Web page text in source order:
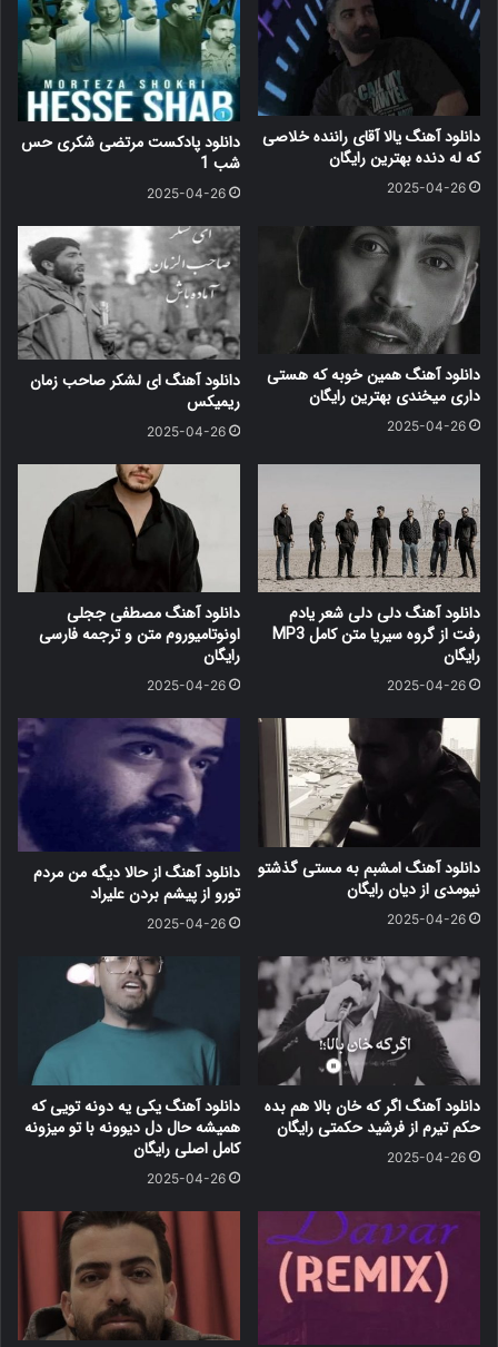
دانلود آهنگ یالا آقای راننده خلاصی
که له دنده بهترین رایگان
2025-04-26
دانلود پادکست مرتضی شکری حس
شب 1
2025-04-26
دانلود آهنگ همین خوبه که هستی
داری میخندی بهترین رایگان
2025-04-26
دانلود آهنگ ای لشکر صاحب زمان
ریمیکس
2025-04-26
دانلود آهنگ دلی دلی شعر یادم
رفت از گروه سیریا متن کامل MP3
رایگان
2025-04-26
دانلود آهنگ مصطفی ججلی
اونوتامیوروم متن و ترجمه فارسی
رایگان
2025-04-26
دانلود آهنگ امشبم به مستی گذشتو
نیومدی از دیان رایگان
2025-04-26
دانلود آهنگ از حالا دیگه من مردم
تورو از پیشم بردن علیراد
2025-04-26
دانلود آهنگ اگر که خان بالا هم بده
حکم تیرم از فرشید حکمتی رایگان
2025-04-26
دانلود آهنگ یکی یه دونه تویی که
همیشه حال دل دیوونه با تو میزونه
کامل اصلی رایگان
2025-04-26